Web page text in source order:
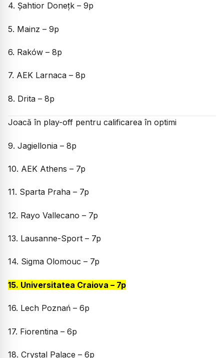
4. Șahtior Donețk – 9p
5. Mainz – 9p
6. Raków – 8p
7. AEK Larnaca – 8p
8. Drita – 8p
Joacă în play-off pentru calificarea în optimi
9. Jagiellonia – 8p
10. AEK Athens – 7p
11. Sparta Praha – 7p
12. Rayo Vallecano – 7p
13. Lausanne-Sport – 7p
14. Sigma Olomouc – 7p
15. Universitatea Craiova – 7p
16. Lech Poznań – 6p
17. Fiorentina – 6p
18. Crystal Palace – 6p